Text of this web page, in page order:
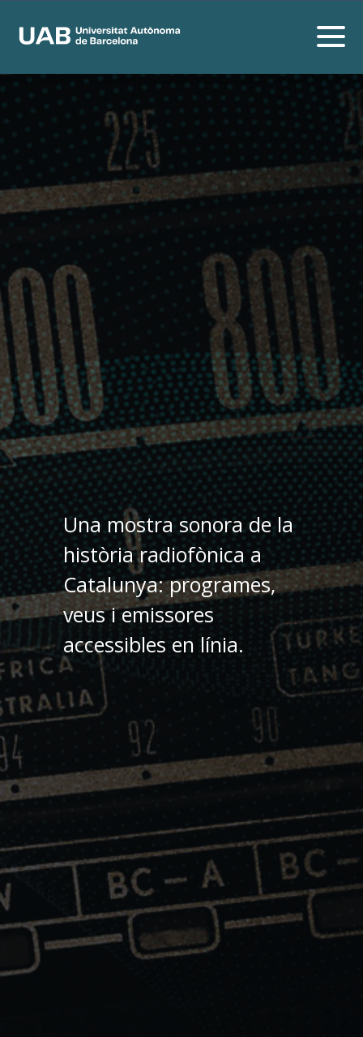
Una mostra sonora de la
història radiofònica a
Catalunya: programes,
veus i emissores
accessibles en línia.